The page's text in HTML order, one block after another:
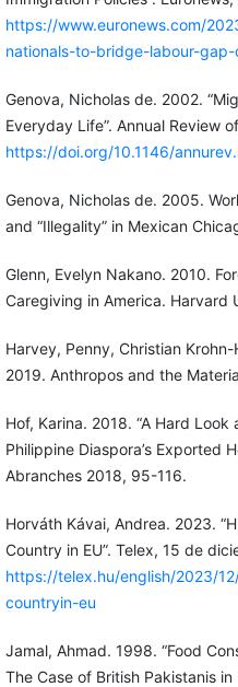
https://www.euronews.com/
nationals-to-bridge-labour-
Genova, Nicholas de. 2002.
Everyday Life”. Annual Review
https://doi.org/10.1146/
Genova, Nicholas de. 2005.
and “Illegality” in Mexican
Glenn, Evelyn Nakano. 2010.
Caregiving in America. Harvard
Harvey, Penny, Christian
2019. Anthropos and the
Hof, Karina. 2018. “A Hard
Philippine Diaspora’s Exported
Abranches 2018, 95-116.
Horváth Kávai, Andrea. 2023.
Country in EU”. Telex, 15 de
https://telex.hu/english/2023/
countryin-eu
Jamal, Ahmad. 1998. “Food
The Case of British Pakistanis